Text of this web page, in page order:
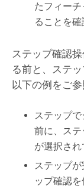
たフィー
ることを確
ステップ確認
る前と、ステ
以下の例をご参
ステップ
前に、ス
が選択され
ステップ
ップ確認